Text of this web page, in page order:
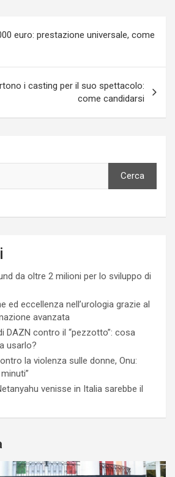
euro: prestazione universale, come
i casting per il suo spettacolo:
come candidarsi
Cerca
da oltre 2 milioni per lo sviluppo di
ed eccellenza nell’urologia grazie al
avanzata
DAZN contro il “pezzotto”: cosa
usarlo?
la violenza sulle donne, Onu:
venisse in Italia sarebbe il